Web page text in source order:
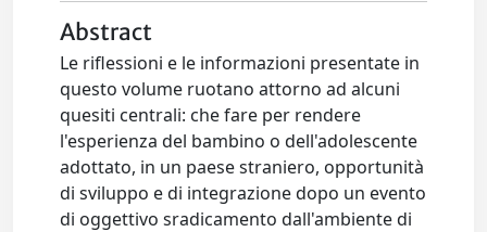
Abstract
Le riflessioni e le informazioni presentate in
questo volume ruotano attorno ad alcuni
quesiti centrali: che fare per rendere
l'esperienza del bambino o dell'adolescente
adottato, in un paese straniero, opportunità
di sviluppo e di integrazione dopo un evento
di oggettivo sradicamento dall'ambiente di